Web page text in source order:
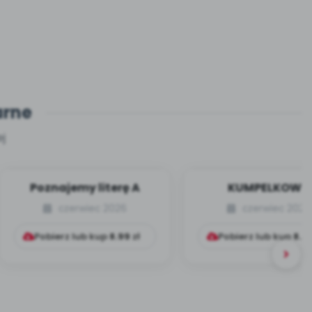
Poznajemy literę A
Pobierz lub kup8.99zł
KUMPELKOWO
Pobierz lub kup